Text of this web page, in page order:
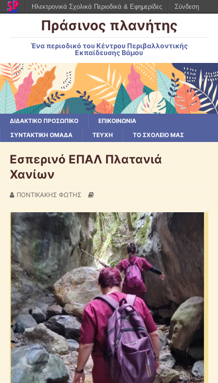
Πράσινος πλανήτης
Ένα περιοδικό του Κέντρου Περιβαλλοντικής
Εκπαίδευσης Βάμου
ΔΙΔΑΚΤΙΚΟ ΠΡΟΣΩΠΙΚΟ
ΕΠΙΚΟΙΝΩΝΙΑ
ΣΥΝΤΑΚΤΙΚΗ ΟΜΑΔΑ
ΤΕΥΧΗ ΤΟ ΣΧΟΛΕΙΟ ΜΑΣ
Εσπερινό ΕΠΑΛ Πλατανιά
Χανίων
ΠΟΝΤΙΚΑΚΗΣ ΦΩΤΗΣ
Ηλεκτρονικά Σχολικά Περιοδικά & Εφημερίδες Σύνδεση